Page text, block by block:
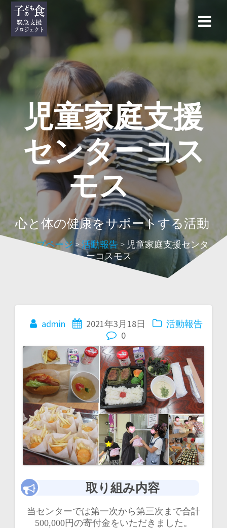
テ
ツ
ス
キ
プ
児童家庭支援
センターコス
モス
心と体の健康をサポートする活動
トップページ>活動報告 > 児童家庭支援センタ
ーコスモス
admin 2021年3月18日
活動報告
0
取り組み内容
当センターでは第一次から第三次まで合計
500,000円の寄付金をいただきました。
投
稿
ナ
ビ
ゲ
ー
シ
ョ
ン